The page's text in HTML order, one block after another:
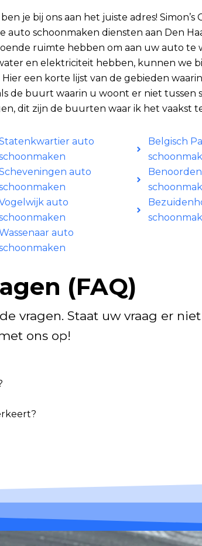
je bij ons aan het juiste adres! Simon’s
auto schoonmaken diensten aan Den
ruimte hebben om aan uw auto te
en elektriciteit hebben, kunnen we
Hier een korte lijst van de gebieden
de buurt waarin u woont er niet tussen
dit zijn de buurten waar ik het vaakst
auto
auto
auto
auto
Belgisch
(FAQ)
vragen. Staat uw vraag er
ons op!